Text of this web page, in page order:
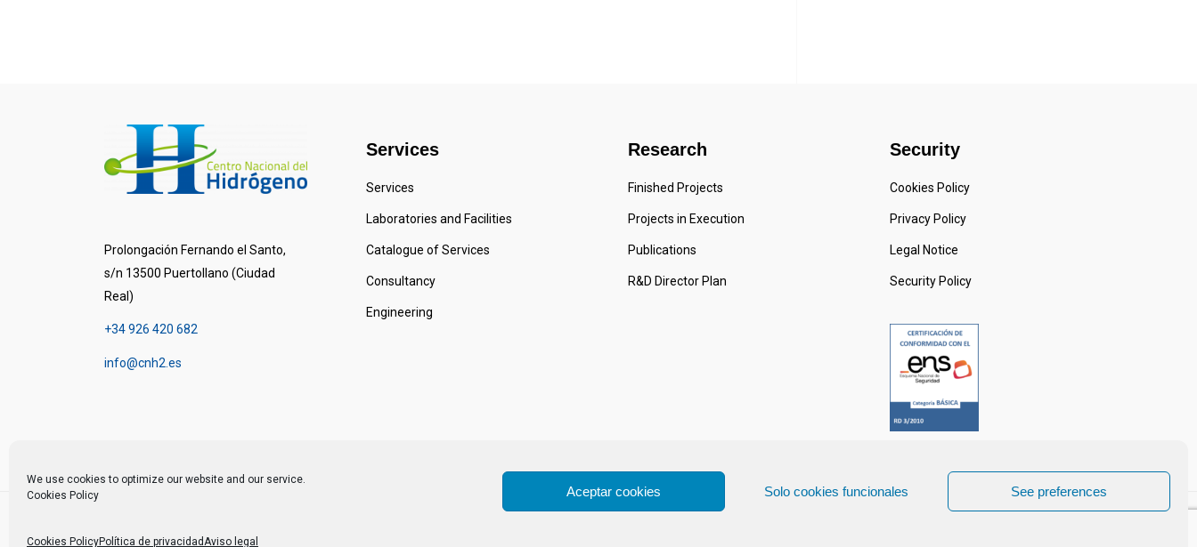
We use cookies to optimize our website and our service.
Cookies Policy
Aceptar cookies Solo cookies funcionales See preferences
Cookies PolicyPolítica de privacidadAviso legal
Prolongación Fernando el Santo,
s/n 13500 Puertollano (Ciudad
Real)
+34 926 420 682
info@cnh2.es
Services
Services
Laboratories and Facilities
Catalogue of Services
Consultancy
Engineering
Research
Finished Projects
Projects in Execution
Publications
R&D Director Plan
Security
Cookies Policy
Privacy Policy
Legal Notice
Security Policy
© 2024 Centro Nacional del Hidrógeno -